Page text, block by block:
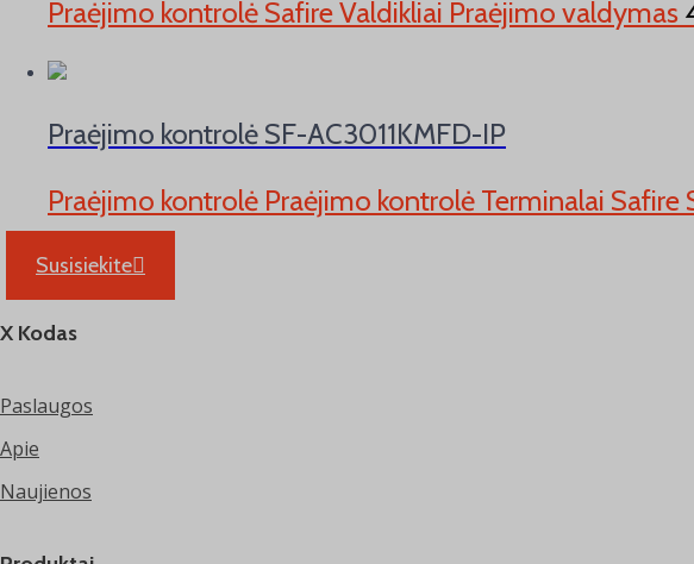
Praėjimo kontrolė Safire Valdikliai Praėjimo valdymas
Praėjimo kontrolė SF-AC3011KMFD-IP
Praėjimo kontrolė Praėjimo kontrolė Terminalai
Susisiekite
X Kodas
Paslaugos
Apie
Naujienos